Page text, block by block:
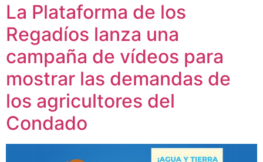
La Plataforma de los
Regadíos lanza una
campaña de vídeos para
mostrar las demandas de
los agricultores del
Condado